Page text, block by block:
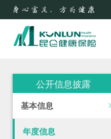
公开信息披露
基本信息
年度信息